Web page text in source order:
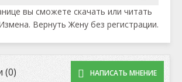
вы сможете скачать или читать
Вернуть Жену без регистрации.
(0) НАПИСАТЬ МНЕНИЕ